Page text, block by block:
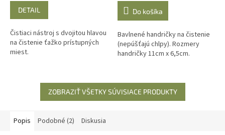
DETAIL
Čistiaci nástroj s dvojitou hlavou
na čistenie ťažko prístupných
miest.
Do košíka
Bavlnené handričky na čistenie
(nepúšťajú chlpy). Rozmery
handričky 11cm x 6,5cm.
ZOBRAZIŤ VŠETKY SÚVISIACE PRODUKTY
Popis Podobné (2) Diskusia